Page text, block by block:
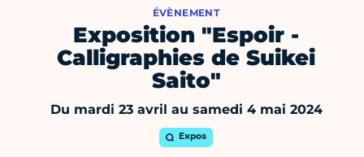
ÉVÈNEMENT
Exposition "Espoir -
Calligraphies de Suikei
Saito"
Du mardi 23 avril au samedi 4 mai 2024
Expos